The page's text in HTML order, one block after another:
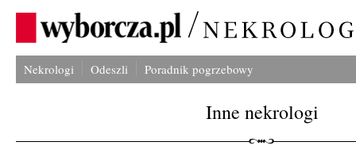
Nekrologi Odeszli Poradnik pogrzebowy
Inne nekrologi